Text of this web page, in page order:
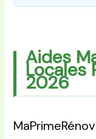
Aides
Locales
2026